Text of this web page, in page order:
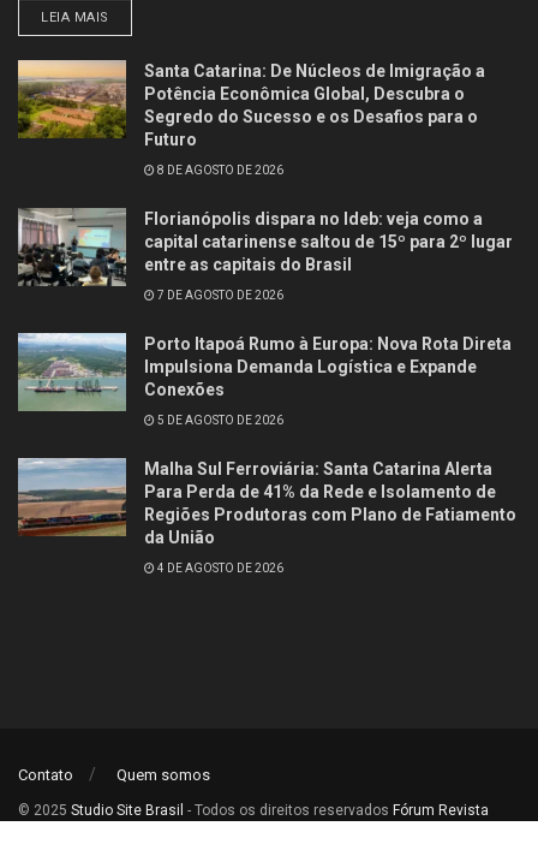
LEIA MAIS
Santa Catarina: De Núcleos de Imigração a
Potência Econômica Global, Descubra o
Segredo do Sucesso e os Desafios para o
Futuro
8 DE AGOSTO DE 2026
Florianópolis dispara no Ideb: veja como a
capital catarinense saltou de 15º para 2º lugar
entre as capitais do Brasil
7 DE AGOSTO DE 2026
Porto Itapoá Rumo à Europa: Nova Rota Direta
Impulsiona Demanda Logística e Expande
Conexões
5 DE AGOSTO DE 2026
Malha Sul Ferroviária: Santa Catarina Alerta
Para Perda de 41% da Rede e Isolamento de
Regiões Produtoras com Plano de Fatiamento
da União
4 DE AGOSTO DE 2026
Contato Quem somos
© 2025 Studio Site Brasil - Todos os direitos reservados Fórum Revista